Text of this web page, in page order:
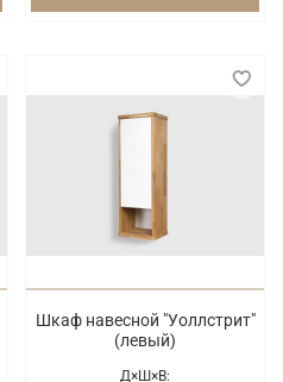
Шкаф навесной "Уоллстрит"
(левый)
Д×Ш×В: